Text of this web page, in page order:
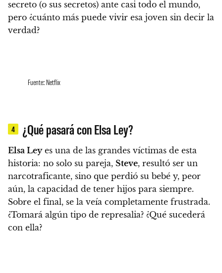
secreto (o sus secretos) ante casi todo el mundo,
pero ¿cuánto más puede vivir esa joven sin decir la
verdad?
Fuente: Netflix
4 ¿Qué pasará con Elsa Ley?
Elsa Leyes una de las grandes víctimas de esta
historia: no solo su pareja, Steve, resultó ser un
narcotraficante, sino que perdió su bebé y, peor
aún, la capacidad de tener hijos para siempre.
Sobre el final, se la veía completamente frustrada.
¿Tomará algún tipo de represalia? ¿Qué sucederá
con ella?